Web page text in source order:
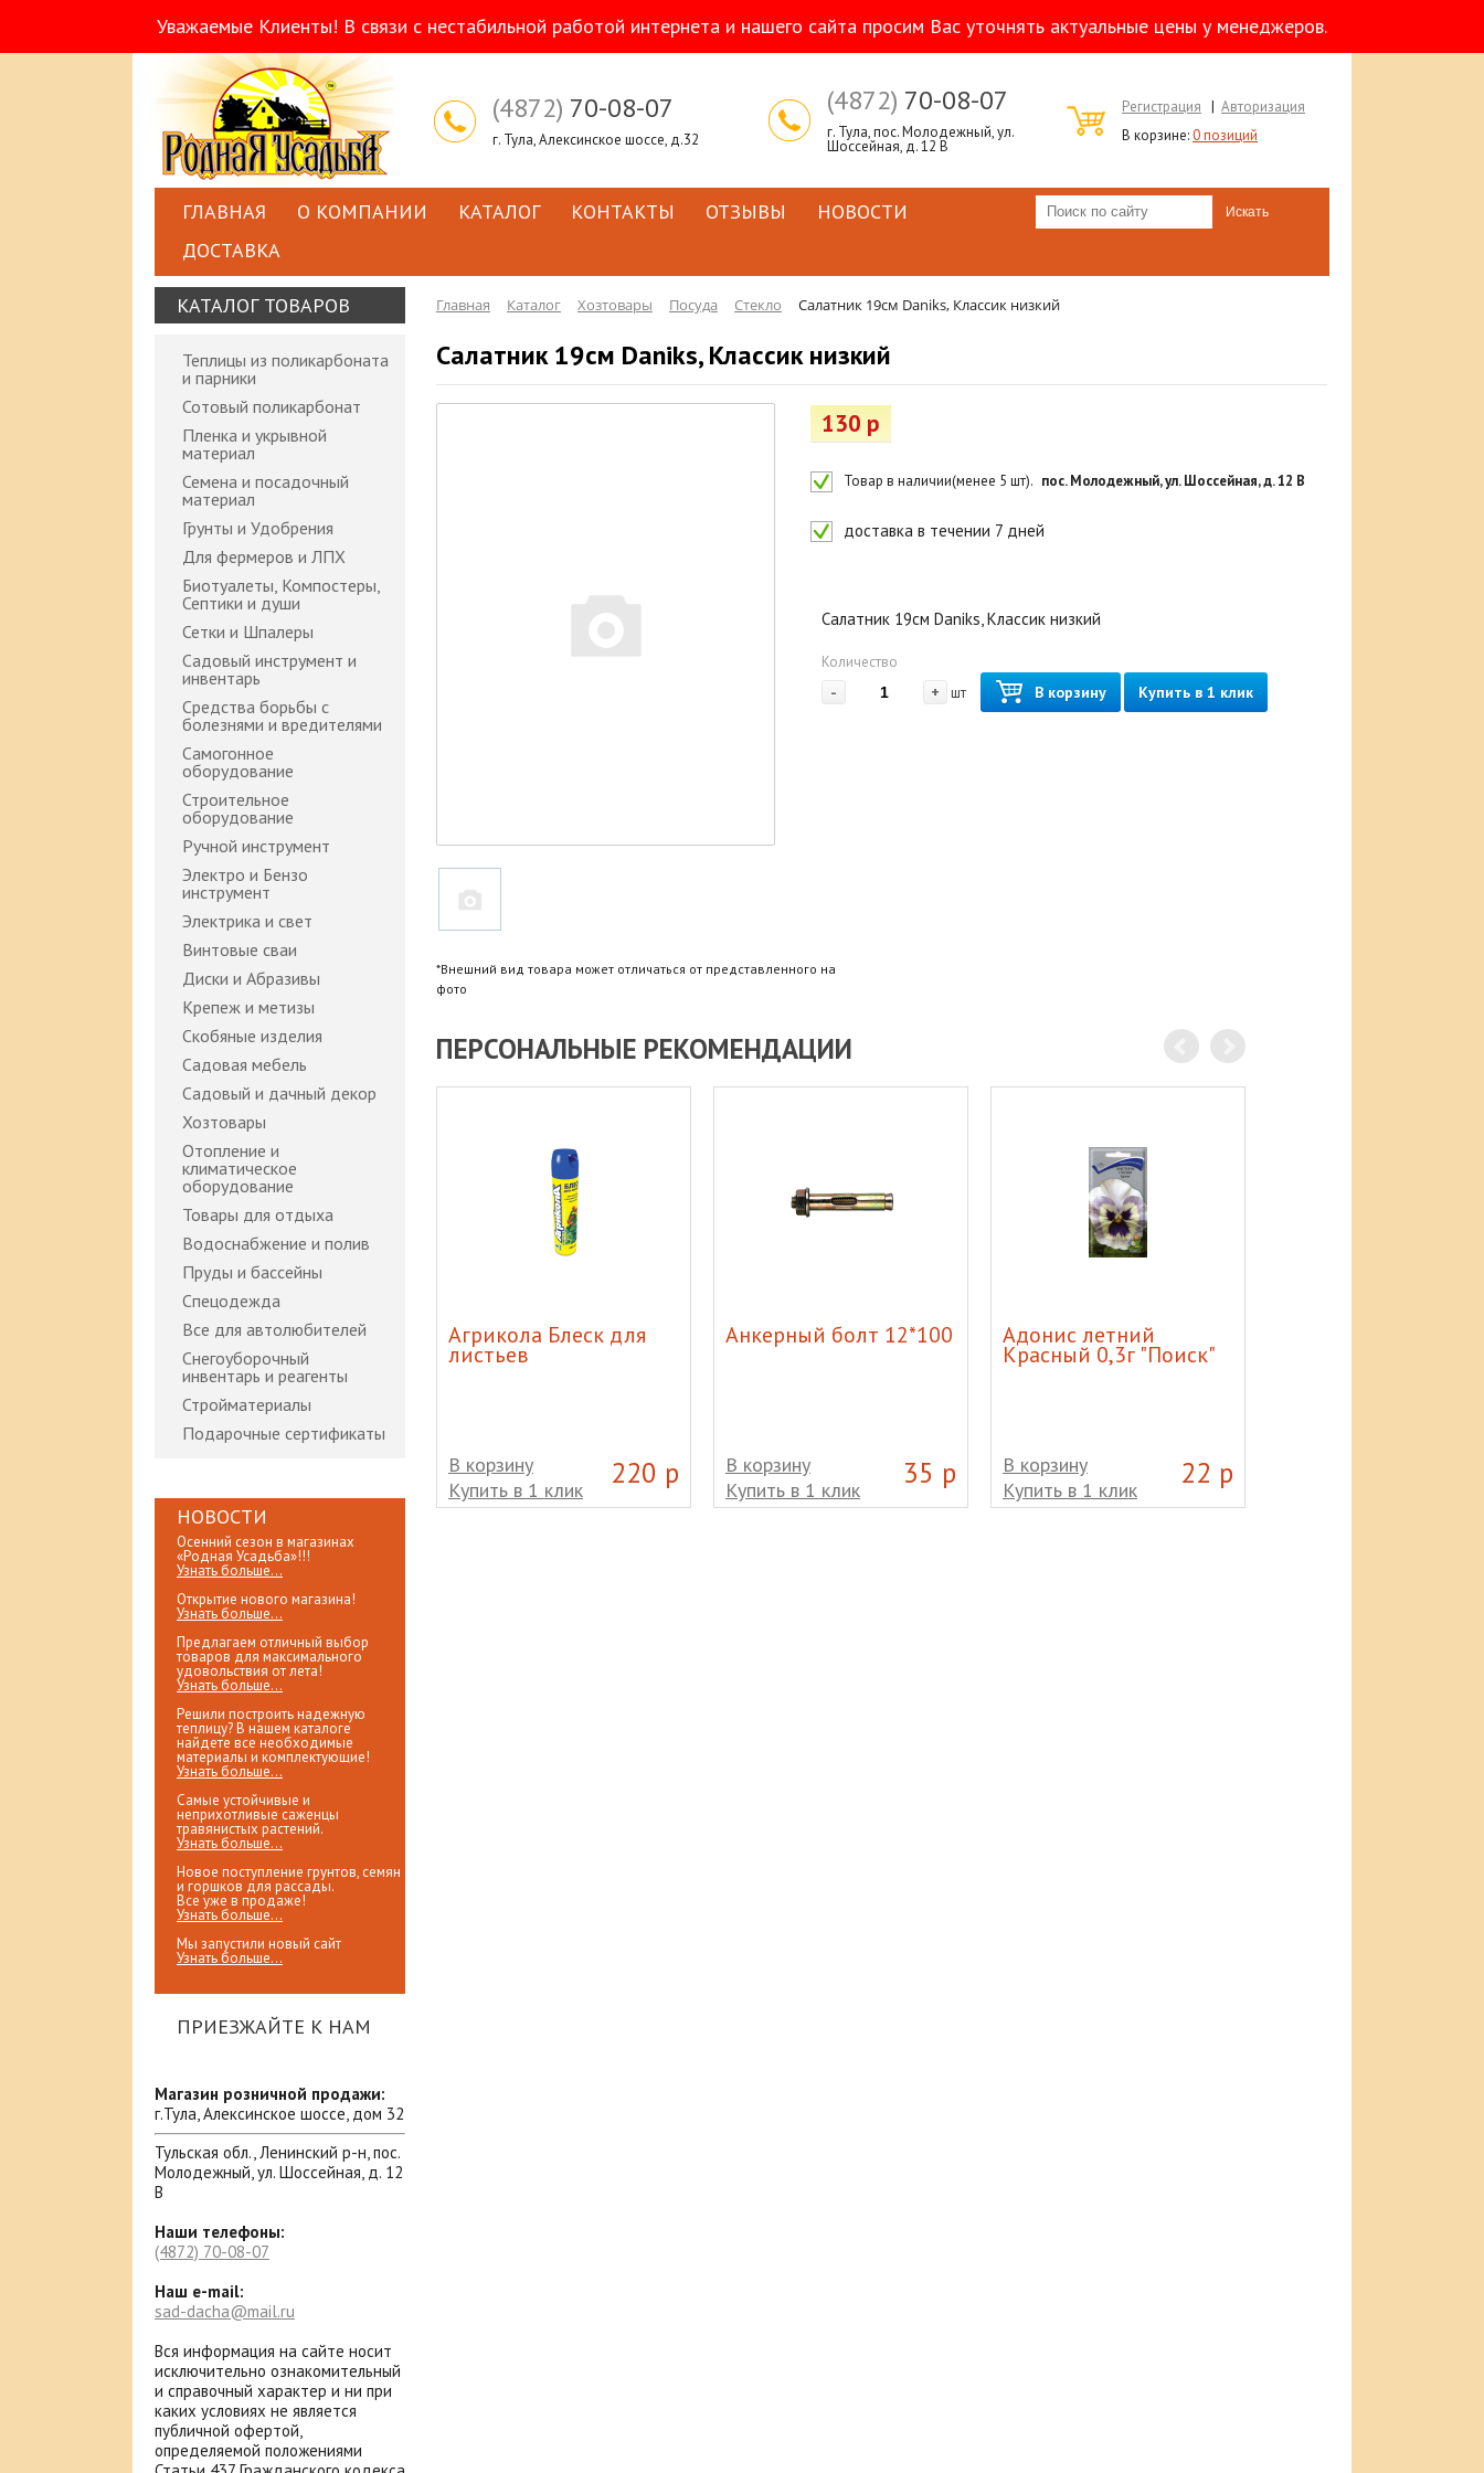
Уважаемые Клиенты! В связи с нестабильной работой интернета и нашего сайта просим Вас уточнять актуальные цены у менеджеров.
(4872) 70-08-07
г. Тула, Алексинское шоссе, д.32
(4872) 70-08-07
г. Тула, пос. Молодежный, ул.
Шоссейная, д. 12 В
Регистрация | Авторизация
В корзине:0 позиций
ГЛАВНАЯ О КОМПАНИИ КАТАЛОГ КОНТАКТЫ ОТЗЫВЫ
НОВОСТИ
ДОСТАВКА
КАТАЛОГ ТОВАРОВ
Теплицы из поликарбоната
и парники
Сотовый поликарбонат
Пленка и укрывной
материал
Семена и посадочный
материал
Грунты и Удобрения
Для фермеров и ЛПХ
Биотуалеты, Компостеры,
Септики и души
Сетки и Шпалеры
Садовый инструмент и
инвентарь
Средства борьбы с
болезнями и вредителями
Самогонное
оборудование
Строительное
оборудование
Ручной инструмент
Электро и Бензо
инструмент
Электрика и свет
Винтовые сваи
Диски и Абразивы
Крепеж и метизы
Скобяные изделия
Садовая мебель
Садовый и дачный декор
Хозтовары
Отопление и
климатическое
оборудование
Товары для отдыха
Водоснабжение и полив
Пруды и бассейны
Спецодежда
Все для автолюбителей
Снегоуборочный
инвентарь и реагенты
Стройматериалы
Подарочные сертификаты
НОВОСТИ
Осенний сезон в магазинах
«Родная Усадьба»!!!
Узнать больше...
Открытие нового магазина!
Узнать больше...
Предлагаем отличный выбор
товаров для максимального
удовольствия от лета!
Узнать больше...
Решили построить надежную
теплицу? В нашем каталоге
найдете все необходимые
материалы и комплектующие!
Узнать больше...
Самые устойчивые и
неприхотливые саженцы
травянистых растений.
Узнать больше...
Новое поступление грунтов, семян
и горшков для рассады.
Все уже в продаже!
Узнать больше...
Мы запустили новый сайт
Узнать больше...
ПРИЕЗЖАЙТЕ К НАМ
Магазин розничной продажи:
г.Тула, Алексинское шоссе, дом 32
Тульская обл., Ленинский р-н, пос.
Молодежный, ул. Шоссейная, д. 12
В
Наши телефоны:
(4872) 70-08-07
Наш e-mail:
sad-dacha@mail.ru
Вся информация на сайте носит
исключительно ознакомительный
и справочный характер и ни при
каких условиях не является
публичной офертой,
определяемой положениями
Главная Каталог Хозтовары Посуда Стекло Салатник 19см Daniks, Классик низкий
Салатник 19см Daniks, Классик низкий
130 р
Товар в наличии(менее 5 шт). пос. Молодежный, ул. Шоссейная, д. 12 В
доставка в течении 7 дней
Салатник 19см Daniks, Классик низкий
Количество
- + шт В корзину Купить в 1 клик
*Внешний вид товара может отличаться от представленного на
фото
ПЕРСОНАЛЬНЫЕ РЕКОМЕНДАЦИИ
Банка 1,5л ско Агрикола Блеск для
листьев
220 р
В корзину
Купить в 1 клик
Анкерный болт 12*100
35 р
В корзину
Купить в 1 клик
Адонис летний
Красный 0,3г "Поиск"
22 р
В корзину
Купить в 1 клик